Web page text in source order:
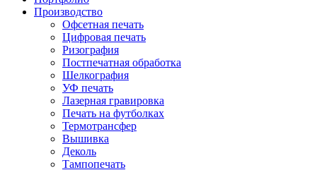
Производство
Офсетная печать
Цифровая печать
Ризография
Постпечатная обработка
Шелкография
УФ печать
Лазерная гравировка
Печать на футболках
Термотрансфер
Вышивка
Деколь
Тампопечать